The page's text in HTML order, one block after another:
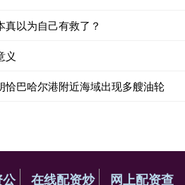
以为自己有救了？
义
恰巴哈尔港附近海域出现多艘油轮
在线配资炒 网上配资查